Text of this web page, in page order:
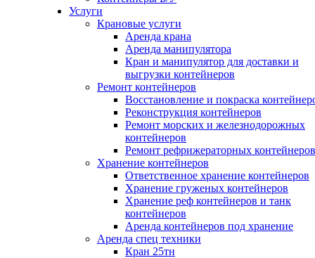
Услуги
Крановые услуги
Аренда крана
Аренда манипулятора
Кран и манипулятор для доставки и
выгрузки контейнеров
Ремонт контейнеров
Восстановление и покраска
Реконструкция контейнеров
Ремонт морских и железнодорожных
контейнеров
Ремонт рефрижераторных контейнеров
Хранение контейнеров
Ответственное хранение контейнеров
Хранение груженых контейнеров
Хранение реф контейнеров и танк
контейнеров
Аренда контейнеров под хранение
Аренда спец техники
Кран 25тн